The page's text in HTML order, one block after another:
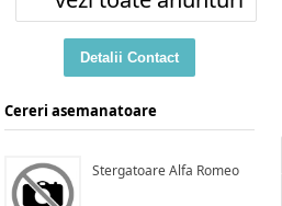
Detalii Contact
Cereri asemanatoare
Stergatoare Alfa Romeo